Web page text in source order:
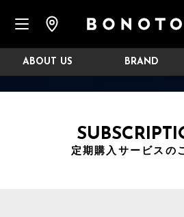
ABOUT US BRAND
定期購入サービスの